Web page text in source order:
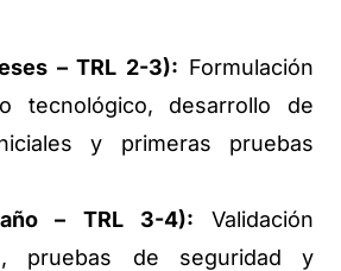
– TRL 2-3): Formulación
tecnológico, desarrollo de
y primeras pruebas
– TRL 3-4): Validación
pruebas de seguridad y